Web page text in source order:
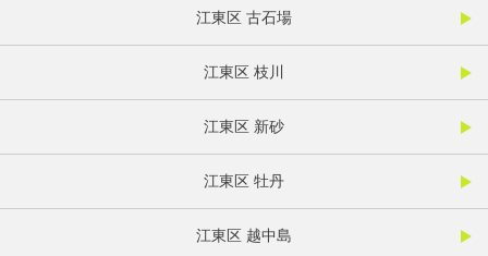
江東区 古石場
江東区 枝川
江東区 新砂
江東区 牡丹
江東区 越中島